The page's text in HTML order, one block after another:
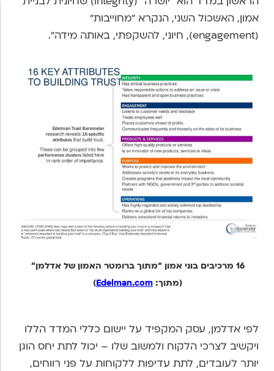
אמון, האשכול השני, הנקרא "מחוייבות"
(engagement), חיוני, להשקפתי, באותה מידה".
16 מרכיבים בוני אמון “מתוך ברומטר האמון של אדלמן“
(מתוך: Edelman.com
)
לפי אדלמן, עסק המקפיד על יישום כללי המדד הללו
ויקשיב לצרכי הלקוח ולמשוב שלו – יכול לתת יחס הוגן
יותר לעובדים, לתת עדיפות ללקוחות על פני רווחים,